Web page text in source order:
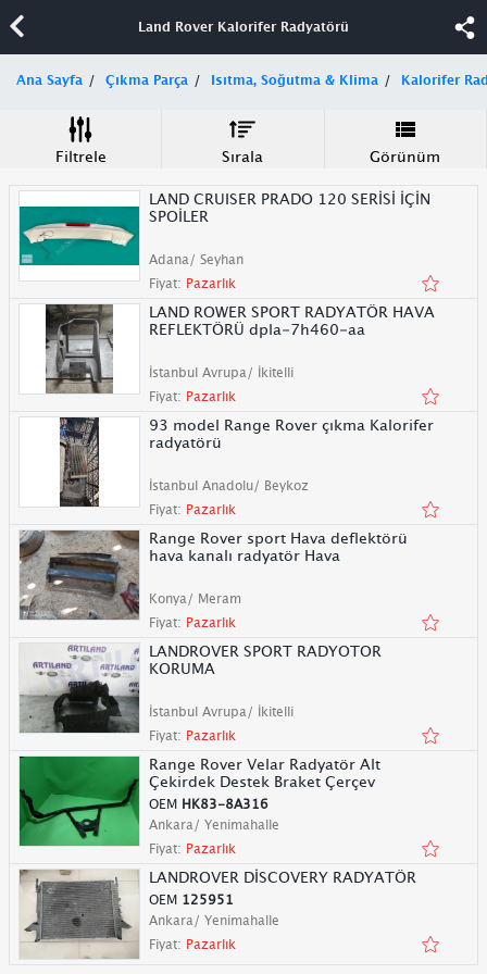
Land Rover Kalorifer Radyatörü
Ana Sayfa Çıkma Parça Isıtma, Soğutma & Klima Kalorifer
Filtrele Sırala Görünüm
LAND CRUISER PRADO 120 SERİSİ İÇİN
SPOİLER
Adana/ Seyhan
Fiyat: Pazarlık
LAND ROWER SPORT RADYATÖR HAVA
REFLEKTÖRÜ dpla-7h460-aa
İstanbul Avrupa/ İkitelli
Fiyat: Pazarlık
93 model Range Rover çıkma Kalorifer
radyatörü
İstanbul Anadolu/ Beykoz
Fiyat: Pazarlık
Range Rover sport Hava deflektörü
hava kanalı radyatör Hava
Konya/ Meram
Fiyat: Pazarlık
LANDROVER SPORT RADYOTOR
KORUMA
İstanbul Avrupa/ İkitelli
Fiyat: Pazarlık
Range Rover Velar Radyatör Alt
Çekirdek Destek Braket Çerçev
OEM HK83-8A316
Ankara/ Yenimahalle
Fiyat: Pazarlık
LANDROVER DİSCOVERY RADYATÖR
OEM 125951
Ankara/ Yenimahalle
Fiyat: Pazarlık